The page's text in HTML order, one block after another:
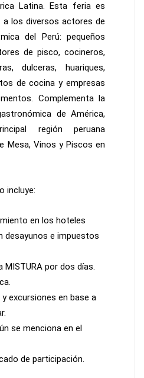
Latina. Esta feria es
a los diversos actores de
del Perú: pequeños
de pisco, cocineros,
dulceras, huariques,
de cocina y empresas
Complementa la
de América,
región peruana
Mesa, Vinos y Piscos en
incluye:
en los hoteles
desayunos e impuestos
MISTURA por dos días.
excursiones en base a
se menciona en el
de participación.